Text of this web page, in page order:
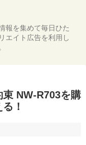
報を集めて毎日ひた
エイト広告を利用し
NW-R703を購
！